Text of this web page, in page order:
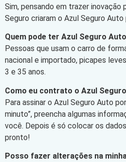
Sim, pensando em trazer inovação
Seguro criaram o Azul Seguro Auto
Quem pode ter Azul Seguro
Pessoas que usam o carro de
nacional e importado, picapes
3 e 35 anos.
Como eu contrato o Azul
Para assinar o Azul Seguro Auto
minuto”, preencha algumas
você. Depois é só colocar os
pronto!
Posso fazer alterações na